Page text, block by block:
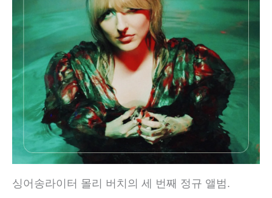
싱어송라이터 몰리 버치의 세 번째 정규 앨범.